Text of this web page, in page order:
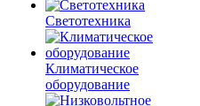
Светотехника
Климатическое
оборудование